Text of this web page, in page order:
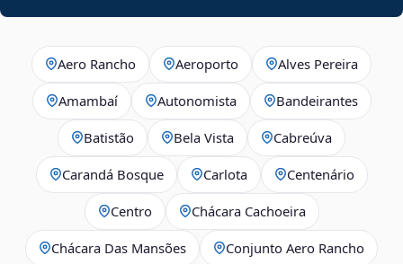
Aero Rancho Aeroporto Alves Pereira
Amambaí Autonomista Bandeirantes
Batistão Bela Vista Cabreúva
Carandá Bosque Carlota Centenário
Centro Chácara Cachoeira
Chácara Das Mansões Conjunto Aero Rancho